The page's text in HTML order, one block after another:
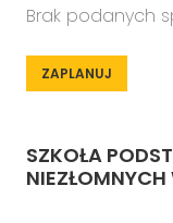
Brak podanych
ZAPLANUJ
SZKOŁA